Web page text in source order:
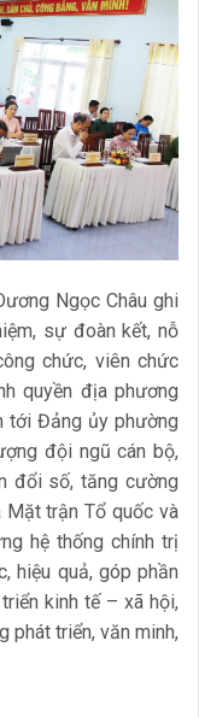
Ngọc Châu ghi
sự đoàn kết, nỗ
chức, viên chức
quyền địa phương
tới Đảng ủy phường
đội ngũ cán bộ,
đổi số, tăng cường
Mặt trận Tổ quốc và
hệ thống chính trị
hiệu quả, góp phần
kinh tế – xã hội,
phát triển, văn minh,